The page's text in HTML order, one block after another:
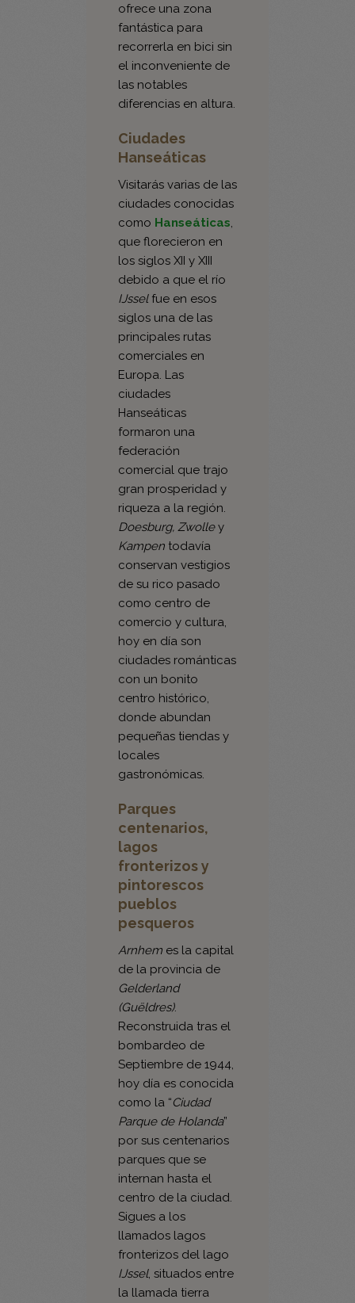
río de los 125 km
ofrece una zona
fantástica para
recorrerla en bici sin
el inconveniente de
las notables
Ciudades
Hanseáticas
Visitarás varias de las
ciudades conocidas
comoHanseáticas
que florecieron en
los siglos XII y XIII
debido a que el río
IJsselfue en esos
siglos una de las
principales rutas
comerciales en
Europa. Las
ciudades
Hanseáticas
formaron una
federación
comercial que trajo
gran prosperidad y
riqueza a la región.
Doesburg, Zwolle
Kampentodavía
conservan vestigios
de su rico pasado
como centro de
comercio y cultura,
hoy en día son
ciudades románticas
con un bonito
centro histórico,
donde abundan
pequeñas tiendas y
locales
Parques
centenarios,
lagos
fronterizos y
pintorescos
pueblos
pesqueros
Arnhemes la capital
de la provincia de
Gelderland
(Guëldres).
Reconstruida tras el
bombardeo de
Septiembre de 1944,
hoy día es conocida
como la “Ciudad
Parque de Holanda”
por sus centenarios
parques que se
internan hasta el
centro de la ciudad.
Sigues a los
llamados lagos
fronterizos del lago
IJssel, situados entre